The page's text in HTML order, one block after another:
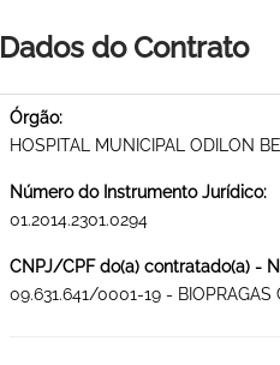
Dados do Contrato
Órgão:
HOSPITAL MUNICIPAL ODILON
Número do Instrumento Jurídico:
01.2014.2301.0294
CNPJ/CPF do(a) contratado(a) -
09.631.641/0001-19 - BIOPRAGAS